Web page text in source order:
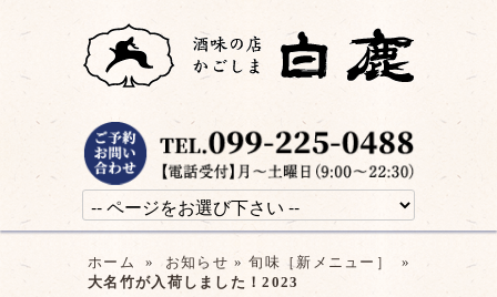
ホーム » お知らせ » 旬味［新メニュー］
»
大名竹が入荷しました！2023